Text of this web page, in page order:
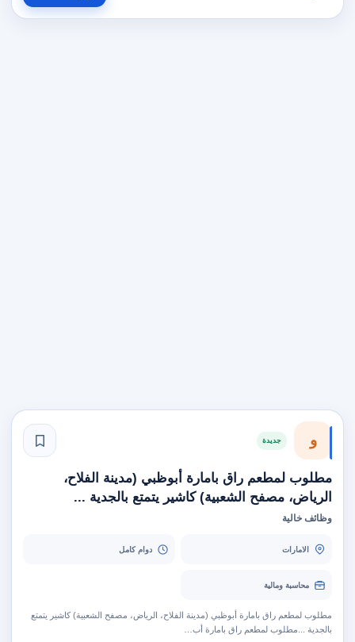
و جديدة
مطلوب لمطعم راق بامارة أبوظبي (مدينة الفلاح،
الرياض، مصفح الشعبية) كاشير يتمتع بالجدية ...
وظائف خالية
الامارات دوام كامل
محاسبة ومالية
مطلوب لمطعم راق بامارة أبوظبي (مدينة الفلاح، الرياض، مصفح الشعبية) كاشير يتمتع
بالجدية ...مطلوب لمطعم راق بامارة أب…